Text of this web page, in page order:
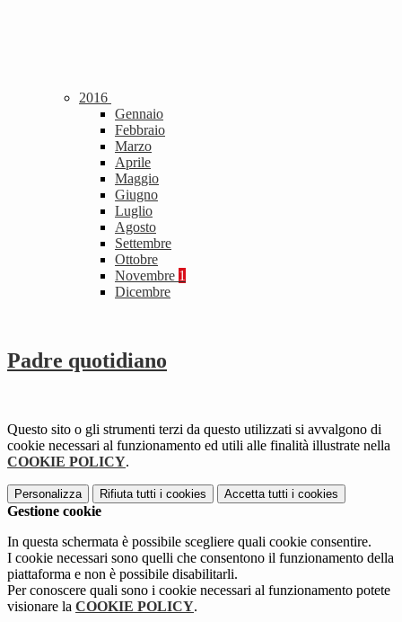
2016
Gennaio
Febbraio
Marzo
Aprile
Maggio
Giugno
Luglio
Agosto
Settembre
Ottobre
Novembre 1
Dicembre
Padre quotidiano
Questo sito o gli strumenti terzi da questo utilizzati si avvalgono di
cookie necessari al funzionamento ed utili alle finalità illustrate nella
COOKIE POLICY.
Personalizza Rifiuta tutti i cookies Accetta tutti i cookies
Gestione cookie
In questa schermata è possibile scegliere quali cookie consentire.
I cookie necessari sono quelli che consentono il funzionamento della
piattaforma e non è possibile disabilitarli.
Per conoscere quali sono i cookie necessari al funzionamento potete
visionare la COOKIE POLICY.